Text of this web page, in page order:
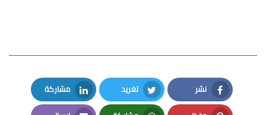
نشر
Facebook
تغريد
Twitter
مشاركة
LinkedIn